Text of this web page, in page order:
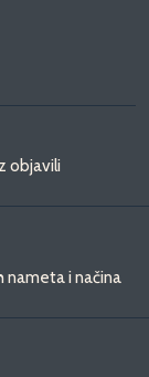
objavili
nameta i načina